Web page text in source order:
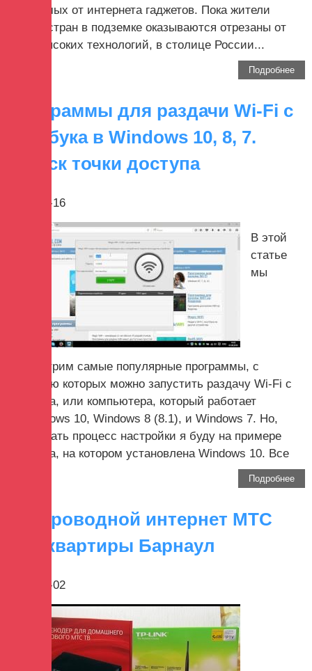
зависимых от интернета гаджетов. Пока жители
других стран в подземке оказываются отрезаны от
мира высоких технологий, в столице России...
Подробнее
Программы для раздачи Wi-Fi с
ноутбука в Windows 10, 8, 7.
Запуск точки доступа
2017-10-16
В этой
статье
мы
рассмотрим самые популярные программы, с
помощью которых можно запустить раздачу Wi-Fi с
ноутбука, или компьютера, который работает
на Windows 10, Windows 8 (8.1), и Windows 7. Но,
показывать процесс настройки я буду на примере
ноутбука, на котором установлена Windows 10. Все
Подробнее
Беспроводной интернет МТС
для квартиры Барнаул
2017-09-02